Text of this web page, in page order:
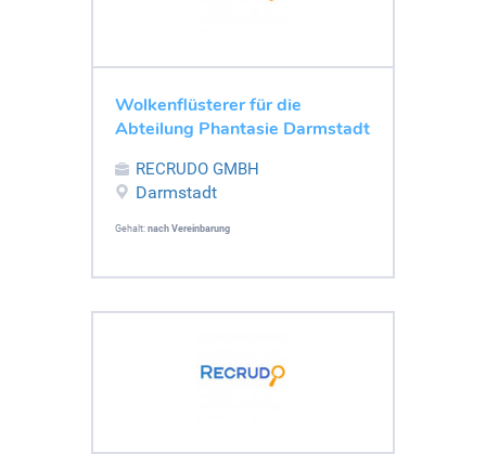
Wolkenflüsterer für die
Abteilung Phantasie Darmstadt
RECRUDO GMBH
Darmstadt
Gehalt: nach Vereinbarung